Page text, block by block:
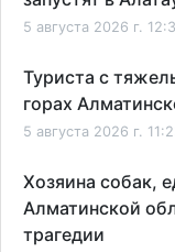
5 августа 2026 г.
Туриста с
горах
5 августа 2026 г.
Хозяина собак,
Алматинской
трагедии